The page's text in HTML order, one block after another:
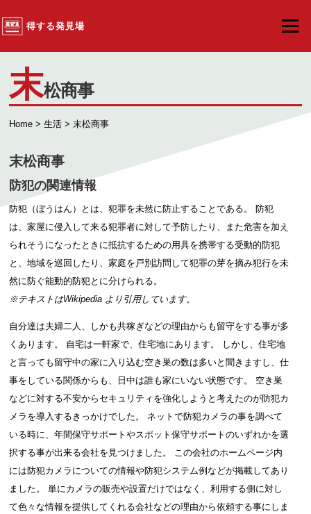
得する発見場
メニュ
末松商事
Home >生活 > 末松商事
末松商事
防犯の関連情報
防犯（ぼうはん）とは、犯罪を未然に防止することである。 防犯
は、家屋に侵入して来る犯罪者に対して予防したり、また危害を加え
られそうになったときに抵抗するための用具を携帯する受動的防犯
と、地域を巡回したり、家庭を戸別訪問して犯罪の芽を摘み犯行を未
然に防ぐ能動的防犯とに分けられる。
※テキストはWikipedia より引用しています。
自分達は夫婦二人、しかも共稼ぎなどの理由からも留守をする事が多
くあります。 自宅は一軒家で、住宅地にあります。 しかし、住宅地
と言っても留守中の家に入り込む空き巣の数は多いと聞きますし、仕
事をしている関係からも、日中は誰も家にいない状態です。 空き巣
などに対する不安からセキュリティを強化しようと考えたのが防犯カ
メラを導入するきっかけでした。 ネットで防犯カメラの事を調べて
いる時に、年間保守サポートやスポット保守サポートのいずれかを選
択する事が出来る会社を見つけました。 この会社のホームページ内
には防犯カメラについての情報や防犯システム例などが掲載してあり
ました。 単にカメラの販売や設置だけではなく、利用する側に対し
て色々な情報を提供してくれる会社などの理由から依頼する事にしま